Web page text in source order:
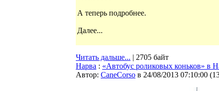
А теперь подробнее.
Далее...
Читать дальше... | 2705 байт
Нарва : «Автобус роликовых коньков» в
Автор: CaneCorso в 24/08/2013 07:10:00 (